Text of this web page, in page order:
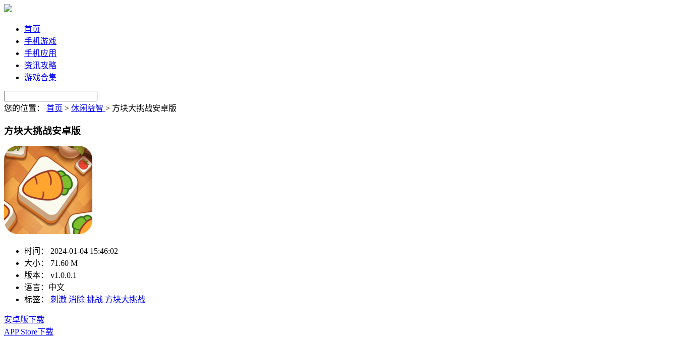
首页
手机游戏
手机应用
资讯攻略
游戏合集
您的位置： 首页 > 休闲益智 > 方块大挑战安卓版
方块大挑战安卓版
时间：
2024-01-04 15:46:02
大小：
71.60 M
版本：
v1.0.0.1
语言： 中文
标签：
刺激 消除 挑战 方块大挑战
安卓版下载
APP Store下载